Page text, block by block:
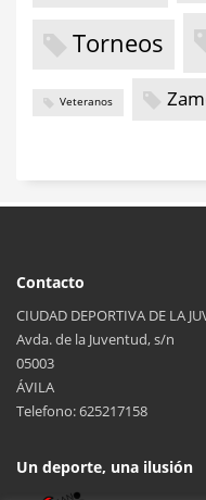
Torneos
Veteranos
Contacto
CIUDAD DEPORTIVA DE LA
Avda. de la Juventud, s/n
05003
ÁVILA
Telefono: 625217158
Un deporte, una ilusión